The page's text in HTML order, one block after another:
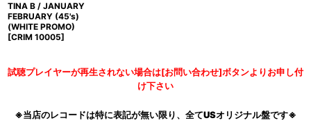
TINA B / JANUARY
FEBRUARY (45's)
(WHITE PROMO)
[CRIM 10005]
試聴プレイヤーが再生されない場合は[お問い合わせ]ボタンよりお申し付
け下さい
※当店のレコードは特に表記が無い限り、全てUSオリジナル盤です※